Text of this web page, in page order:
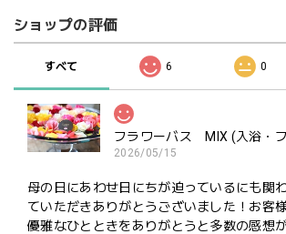
ショップの評価
すべて 6 0
2026/05/15
母の日にあわせ日にちが迫っているにも関
ていただきありがとうございました！お客
優雅なひとときをありがとうと多数の感想